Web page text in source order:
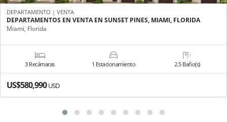
DEPARTAMENTO | VENTA
DEPARTAMENTOS EN VENTA EN SUNSET PINES, MIAMI, FLORIDA
Miami, Florida
3 Recámaras 1 Estacionamiento 2.5 Baño(s)
US$580,990USD